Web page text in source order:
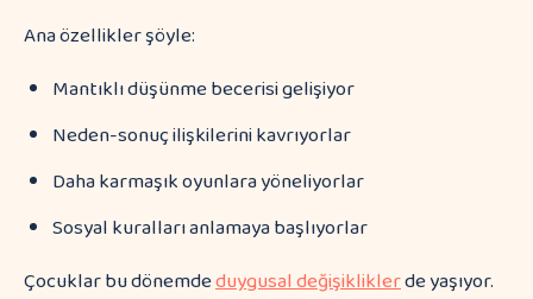
Ana özellikler şöyle:
Mantıklı düşünme becerisi gelişiyor
Neden-sonuç ilişkilerini kavrıyorlar
Daha karmaşık oyunlara yöneliyorlar
Sosyal kuralları anlamaya başlıyorlar
Çocuklar bu dönemdeduygusal değişikliklerde yaşıyor.